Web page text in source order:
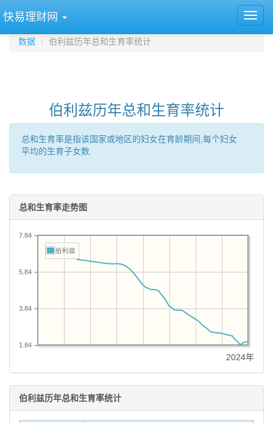
快易理财网
数据 伯利兹历年总和生育率统计
伯利兹历年总和生育率统计
总和生育率是指该国家或地区的妇女在育龄期间,每个妇女
平均的生育子女数.
总和生育率走势图
1.84
3.84
5.84
7.84
伯利兹
2024年
伯利兹历年总和生育率统计